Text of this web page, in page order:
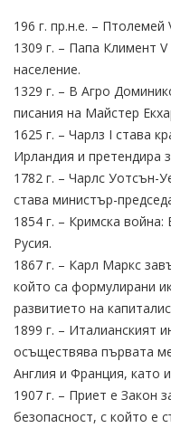
196 г. пр.н.е. – Птолемей
1309 г. – Папа Климент
население.
1329 г. – В Агро
писания на Майстер
1625 г. – Чарлз I става
Ирландия и претендира
1782 г. – Чарлс Уотсън-
става министър-
1854 г. – Кримска
Русия.
1867 г. – Карл Маркс
който са формулирани
развитието на
1899 г. – Италианският
осъществява първата
Англия и Франция, като
1907 г. – Приет е Закон
безопасност, с който е